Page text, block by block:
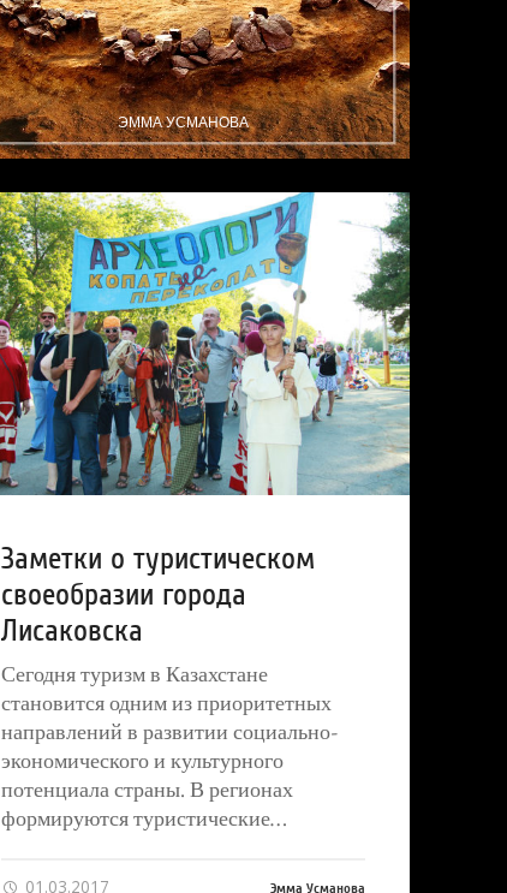
ЭММА УСМАНОВА
Заметки о туристическом
своеобразии города
Лисаковска
Сегодня туризм в Казахстане
становится одним из приоритетных
направлений в развитии социально-
экономического и культурного
потенциала страны. В регионах
формируются туристические…
01.03.2017 Эмма Усманова